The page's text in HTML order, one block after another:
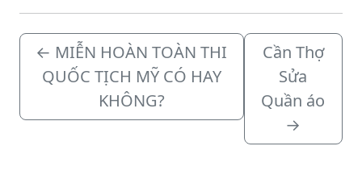
← MIỄN HOÀN TOÀN THI
QUỐC TỊCH MỸ CÓ HAY
KHÔNG?
Cần Thợ
Sửa
Quần áo
→